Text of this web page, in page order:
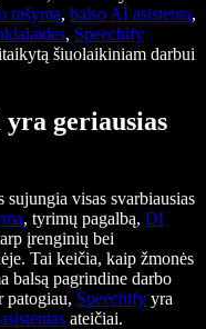
rašymą, balso AI asistentą,
, Speechify
šiuolaikiniam darbui
geriausias
sujungia visas svarbiausias
, tyrimų pagalbą, DI
įrenginių bei
Tai keičia, kaip žmonės
balsą pagrindine darbo
patogiau, Speechify yra
ateičiai.